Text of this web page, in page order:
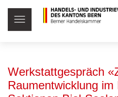
Werkstattgespräch
Raumentwicklung